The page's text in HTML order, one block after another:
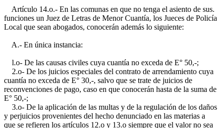
Artículo 14.o.- En las comunas en que no tenga el asiento de sus.
funciones un Juez de Letras de Menor Cuantía, los Jueces de Policía
Local que sean abogados, conocerán además lo siguiente:
A.- En única instancia:
l.o- De las causas civiles cuya cuantía no exceda de E° 50,-;
2.o- De los juicios especiales del contrato de arrendamiento cuya
cuantía no exceda de E° 30,-, salvo que se trate de juicios de
reconvenciones de pago, caso en que conocerán hasta de la suma de
E° 50,-;
3.o- De la aplicación de las multas y de la regulación de los daños
y perjuicios provenientes del hecho denunciado en las materias a
que se refieren los artículos 12.o y 13.o siempre que el valor no sea